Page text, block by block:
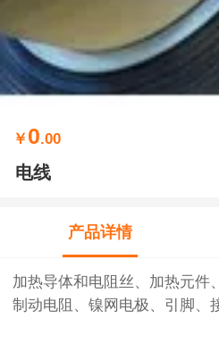
￥ 0.00
电线
产品详情
加热导体和电阻丝、加热元件
制动电阻、镍网电极、引脚、